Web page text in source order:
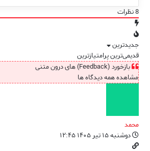
8نظرات
جدیدترین
قدیمی‌ترینپرامتیازترین
بازخورد (Feedback) های درون متنی
مشاهده همه دیدگاه ها
محمد
دوشنبه ۱۵ تیر ۱۴۰۵ ۱۲:۴۵